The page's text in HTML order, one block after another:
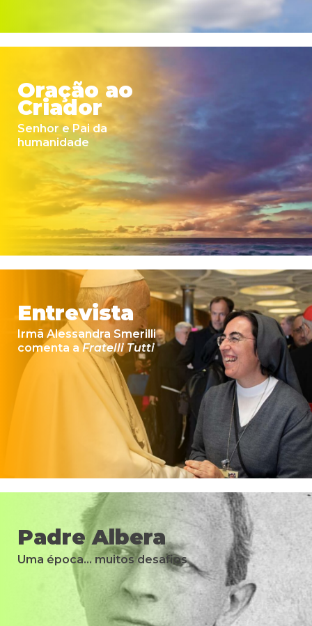
Oração ao
Criador
Senhor e Pai da
humanidade
Entrevista
Irmã Alessandra Smerilli
comenta aFratelli Tutti
Padre Albera
Uma época... muitos desafios